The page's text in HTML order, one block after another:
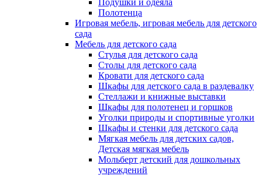
Подушки и одеяла
Полотенца
Игровая мебель, игровая мебель для детского
сада
Мебель для детского сада
Стулья для детского сада
Столы для детского сада
Кровати для детского сада
Шкафы для детского сада в раздевалку
Стеллажи и книжные выставки
Шкафы для полотенец и горшков
Уголки природы и спортивные уголки
Шкафы и стенки для детского сада
Мягкая мебель для детских садов,
Детская мягкая мебель
Мольберт детский для дошкольных
учреждений